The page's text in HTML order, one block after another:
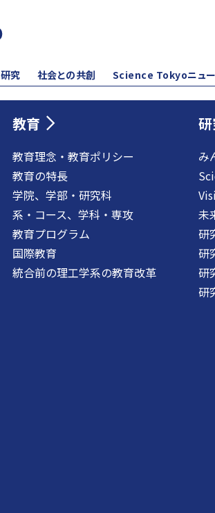
研究 社会との共創 Science Tokyoニュ
教育
教育理念・教育ポリシー
教育の特長
学院、学部・研究科
系・コース、学科・専攻
教育プログラム
国際教育
統合前の理工学系の教育改革
み
未
研
研
研
研